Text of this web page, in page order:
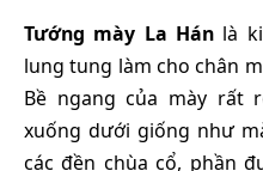
Tướng mày La Hánlà
lung tung làm cho chân
Bề ngang của mày rất
xuống dưới giống như
các đền chùa cổ, phần